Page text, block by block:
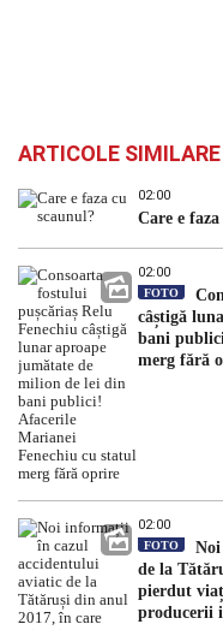
ARTICOLE SIMILARE
02:00
Care e
02:00
FOTO
câștigă
bani
merg fără
02:00
FOTO
de la
pierdut
producerii